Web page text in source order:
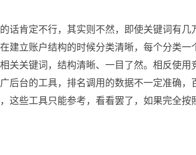
话肯定不行，其实则不然，即使关键词有几
建立账户结构的时候分类清晰，每个分类一
关关键词，结构清晰、一目了然。相反使用
后台的工具，排名调用的数据不一定准确，
这些工具只能参考，看看罢了，如果完全按